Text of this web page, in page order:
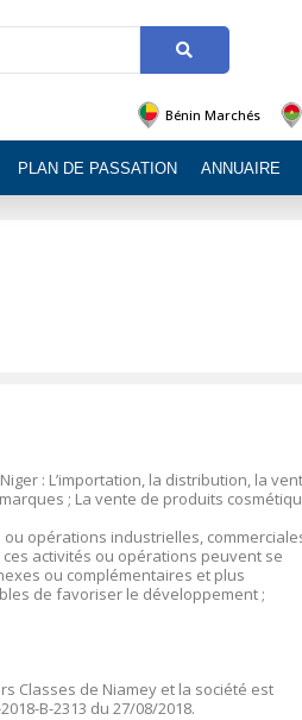
Bénin Marchés
PLAN DE PASSATION ANNUAIRE
: L’importation, la distribution, la
; La vente de produits
opérations industrielles,
activités ou opérations peuvent se
ou complémentaires et plus
de favoriser le développement ;
Classes de Niamey et la société est
2018-B-2313 du 27/08/2018.